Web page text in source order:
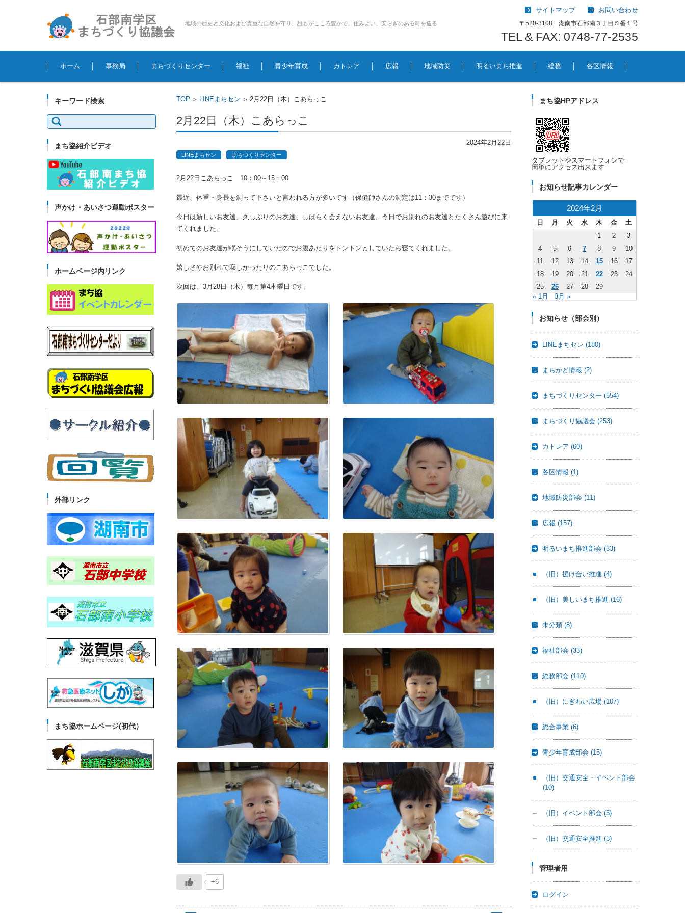
地域の歴史と文化および貴重な自然を守り、誰もがこころ豊かで、住みよい、安らぎのある町を造る
サイトマップ お問い合わせ
〒520-3108 湖南市石部南３丁目５番１号
TEL & FAX: 0748-77-2535
コンテンツに移動
ホーム
事務局 まちづくりセンター 福祉 青少年育成 カトレア 広報 地域防災 明るいまち推進 総務 各区情報
TOP > LINEまちセン > 2月22日（木）こあらっこ
2月22日（木）こあらっこ
2024年2月22日
LINEまちセン まちづくりセンター
2月22日こあらっこ 10：00～15：00
最近、体重・身長を測って下さいと言われる方が多いです（保健師さんの測定は11：30までです）
今日は新しいお友達、久しぶりのお友達、しばらく会えないお友達、今日でお別れのお友達とたくさん遊びに来
てくれました。
初めてのお友達が眠そうにしていたのでお腹あたりをトントンとしていたら寝てくれました。
嬉しさやお別れで寂しかったりのこあらっこでした。
次回は、3月28日（木）毎月第4木曜日です。
+6
キーワード検索
検
索:
まち協紹介ビデオ
声かけ・あいさつ運動ポスター
ホームページ内リンク
外部リンク
まち協ホームページ(初代）
まち協HPアドレス
タブレットやスマートフォンで
簡単にアクセス出来ます
お知らせ記事カレンダー
2024年2月
日 月 火 水 木 金
土
1
2
3
4
5 6 7 8 9
10
11
12 13 14 15 16
17
18
19 20 21 22 23
24
25
26 27 28
29
« 1月
3月 »
お知らせ（部会別）
LINEまちセン(180)
まちかど情報(2)
まちづくりセンター(554)
まちづくり協議会(253)
カトレア(60)
各区情報(1)
地域防災部会(11)
広報(157)
明るいまち推進部会(33)
（旧）援け合い推進(4)
（旧）美しいまち推進(16)
未分類(8)
福祉部会(33)
総務部会(110)
（旧）にぎわい広場(107)
総合事業(6)
青少年育成部会(15)
（旧）交通安全・イベント部会
(10)
（旧）イベント部会(5)
（旧）交通安全推進(3)
管理者用
ログイン